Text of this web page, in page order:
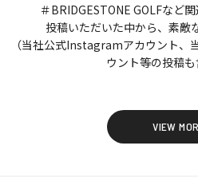
＃BRIDGESTONE GOLFなど
投稿いただいた中から、素敵
（当社公式Instagramアカウント
ウント等の投稿も
VIEW